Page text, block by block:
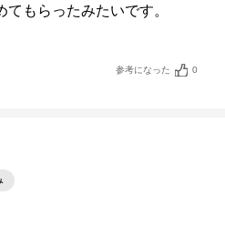
もらったみたいです。
参考になった 0